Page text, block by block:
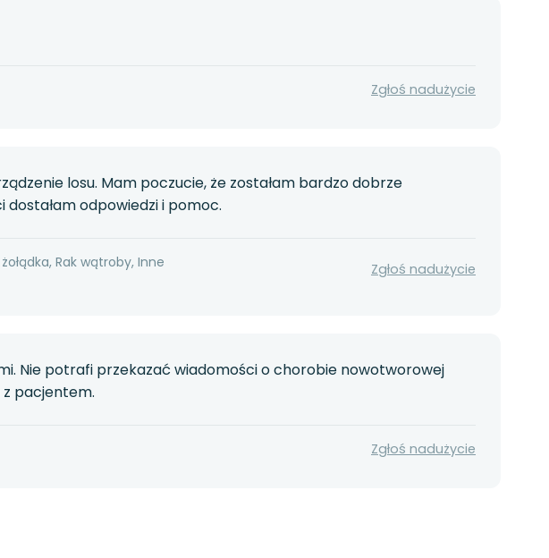
Zgłoś nadużycie
losu. Mam poczucie, że zostałam bardzo dobrze
odpowiedzi i pomoc.
Rak wątroby, Inne
Zgłoś nadużycie
Nie potrafi przekazać wiadomości o chorobie nowotworowej
pacjentem.
Zgłoś nadużycie